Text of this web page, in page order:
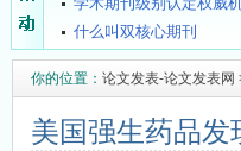
什么叫双核心期刊
4种组织工程期刊新进入
什么是CSCD期刊？
关于所谓的“中国消费网
你的位置： 论文发表-论文发表网
美国强生药品